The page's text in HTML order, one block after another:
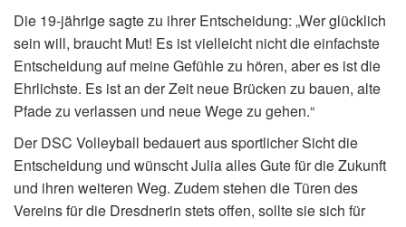
Die 19-jährige sagte zu ihrer Entscheidung: „Wer glücklich
sein will, braucht Mut! Es ist vielleicht nicht die einfachste
Entscheidung auf meine Gefühle zu hören, aber es ist die
Ehrlichste. Es ist an der Zeit neue Brücken zu bauen, alte
Pfade zu verlassen und neue Wege zu gehen.“
Der DSC Volleyball bedauert aus sportlicher Sicht die
Entscheidung und wünscht Julia alles Gute für die Zukunft
und ihren weiteren Weg. Zudem stehen die Türen des
Vereins für die Dresdnerin stets offen, sollte sie sich für